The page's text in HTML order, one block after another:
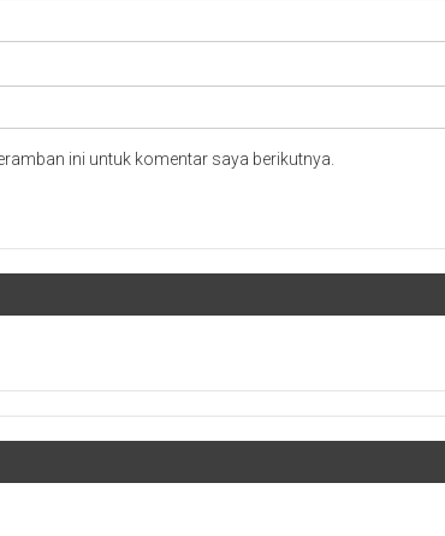
ini untuk komentar saya berikutnya.